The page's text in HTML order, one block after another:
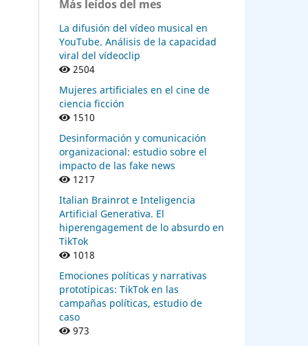
Más leídos del mes
La difusión del vídeo musical en
YouTube. Análisis de la capacidad
viral del vídeoclip
2504
Mujeres artificiales en el cine de
ciencia ficción
1510
Desinformación y comunicación
organizacional: estudio sobre el
impacto de las fake news
1217
Italian Brainrot e Inteligencia
Artificial Generativa. El
hiperengagement de lo absurdo en
TikTok
1018
Emociones políticas y narrativas
prototípicas: TikTok en las
campañas políticas, estudio de
caso
973